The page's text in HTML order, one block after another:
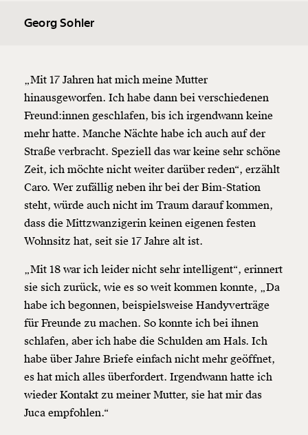
Georg Sohler
„Mit 17 Jahren hat mich meine Mutter
hinausgeworfen. Ich habe dann bei verschiedenen
Freund:innen geschlafen, bis ich irgendwann keine
mehr hatte. Manche Nächte habe ich auch auf der
Straße verbracht. Speziell das war keine sehr schöne
Zeit, ich möchte nicht weiter darüber reden“, erzählt
Caro. Wer zufällig neben ihr bei der Bim-Station
steht, würde auch nicht im Traum darauf kommen,
dass die Mittzwanzigerin keinen eigenen festen
Wohnsitz hat, seit sie 17 Jahre alt ist.
„Mit 18 war ich leider nicht sehr intelligent“, erinnert
sie sich zurück, wie es so weit kommen konnte, „Da
habe ich begonnen, beispielsweise Handyverträge
für Freunde zu machen. So konnte ich bei ihnen
schlafen, aber ich habe die Schulden am Hals. Ich
habe über Jahre Briefe einfach nicht mehr geöffnet,
es hat mich alles überfordert. Irgendwann hatte ich
wieder Kontakt zu meiner Mutter, sie hat mir das
Juca empfohlen.“